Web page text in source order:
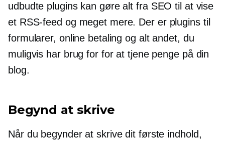
udbudte plugins kan gøre alt fra SEO til at vise
et RSS-feed og meget mere. Der er plugins til
formularer, online betaling og alt andet, du
muligvis har brug for for at tjene penge på din
blog.
Begynd at skrive
Når du begynder at skrive dit første indhold,